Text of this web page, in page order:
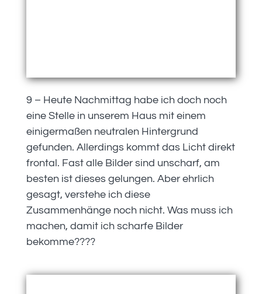
9 – Heute Nachmittag habe ich doch noch
eine Stelle in unserem Haus mit einem
einigermaßen neutralen Hintergrund
gefunden. Allerdings kommt das Licht direkt
frontal. Fast alle Bilder sind unscharf, am
besten ist dieses gelungen. Aber ehrlich
gesagt, verstehe ich diese
Zusammenhänge noch nicht. Was muss ich
machen, damit ich scharfe Bilder
bekomme????